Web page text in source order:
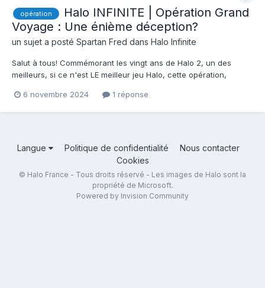
opération
Halo INFINITE | Opération Grand
Voyage : Une énième déception?
un sujet a posté Spartan Fred dans Halo Infinite
Salut à tous! Commémorant les vingt ans de Halo 2, un des
meilleurs, si ce n'est LE meilleur jeu Halo, cette opération,
prometteuse, mais est-ce le cas? "Si c'était aussi simple..."
Voyons cela ensemble, beaucoup de choses à dire!...
6 novembre 2024 1 réponse
Langue Politique de confidentialité
Nous contacter
Cookies
© Halo France - Tous droits réservé - Les images de Halo sont la
propriété de Microsoft.
Powered by Invision Community